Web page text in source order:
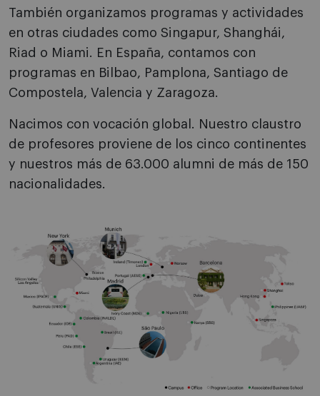
También organizamos programas y actividades
en otras ciudades como Singapur, Shanghái,
Riad o Miami. En España, contamos con
programas en Bilbao, Pamplona, Santiago de
Compostela, Valencia y Zaragoza.
Nacimos con vocación global. Nuestro claustro
de profesores proviene de los cinco continentes
y nuestros más de 63.000 alumni de más de 150
nacionalidades.